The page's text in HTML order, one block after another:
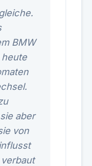
BMW
aber
von